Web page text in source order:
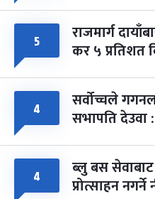
५ राजमार्ग
कर ५ प्रतिशत
४ सर्वोच्चले
सभापति देउवा
४ ब्लु बस
प्रोत्साहन नगर्ने